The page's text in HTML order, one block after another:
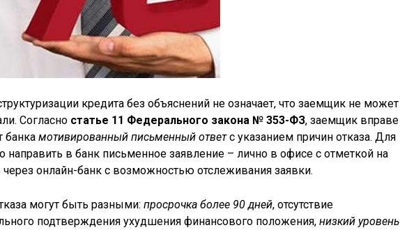
кредита без объяснений не означает, что заемщик не может
Согласно статье 11 Федерального закона № 353-ФЗ, заемщик вправе
банка мотивированный письменный ответс указанием причин отказа. Для
направить в банк письменное заявление – лично в офисе с отметкой на
через онлайн-банк с возможностью отслеживания заявки.
могут быть разными: просрочка более 90 дней, отсутствие
подтверждения ухудшения финансового положения, низкий уровень